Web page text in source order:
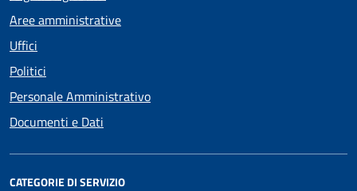
Aree amministrative
Uffici
Politici
Personale Amministrativo
Documenti e Dati
CATEGORIE DI SERVIZIO